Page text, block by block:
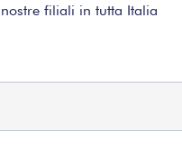
nostre filiali in tutta Italia